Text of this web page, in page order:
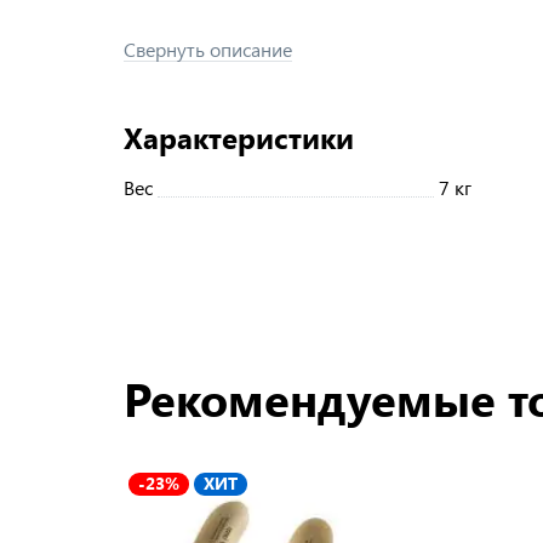
Свернуть описание
Характеристики
Вес 7 кг
Рекомендуемые
-23% ХИТ